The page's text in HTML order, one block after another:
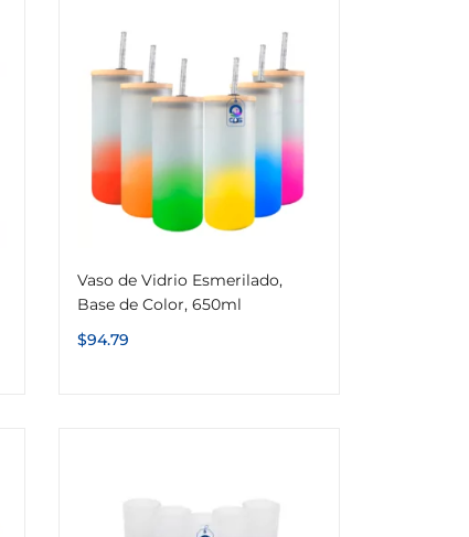
Vaso de Vidrio Esmerilado,
Base de Color, 650ml
$94.79